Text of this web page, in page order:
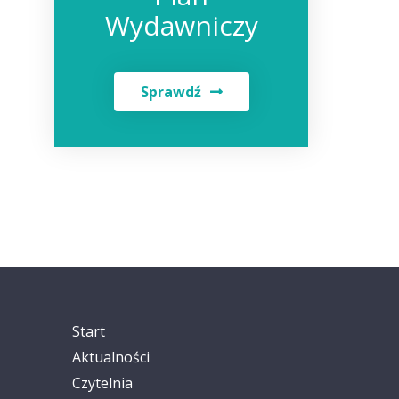
Wydawniczy
Sprawdź
Start
Aktualności
Czytelnia